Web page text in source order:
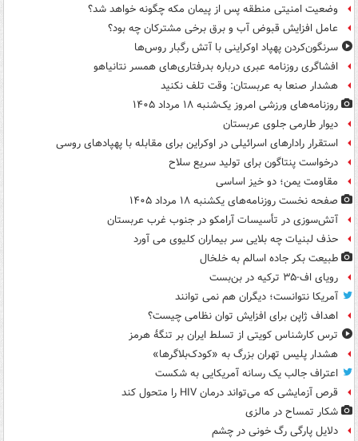
وضعیت امنیتی منطقه پس از پیمان مکه چگونه خواهد شد؟
عامل افزایش قبوض آب و برق برخی مشترکان چه بود؟
سرنگون‌کردن پهپاد اوکراینی با آتش رگبار روس‌ها
افشاگری روزنامه عبری درباره بدرفتاری‌های همسر نتانیاهو
هشدار صنعا به عربستان: وقت تلف نکنید
روزنامه‌های ورزشی امروز یک‌شنبه ۱۸ مرداد ۱۴۰۵
دیوار طارمی جلوی عربستان
استقرار رادارهای اسرائیلی در اوکراین برای مقابله با پهپادهای روسی
درخواست پنتاگون برای تولید سریع سلاح
مقاومت یمن؛ دو خیز اساسی
صفحه نخست روزنامه‌های یکشنبه ۱۸ مرداد ۱۴۰۵
آتش‌سوزی در تأسیسات آرامکو در جنوب غرب عربستان
حذف لبنیات چه بلایی سر بیماران کلیوی می آورد
طبیعت بکر جاده اسالم به خلخال
رویای اف-۳۵ ترکیه در بن‌بست
آمریکا نتوانست؛ دیگران هم نمی توانند
اهداف ژاپن برای افزایش توان نظامی چیست؟
ترس کارشناس کویتی از تسلط ایران بر تنگۀ هرمز
هشدار پلیس تهران بزرگ به «کودک‌بلاگرها»
اعتراف جالب یک رسانه آمریکایی به شکست
قرص آزمایشی که می‌تواند درمان HIV را متحول کند
شکار تمساح در مالزی
دلایل پارگی رگ خونی در چشم